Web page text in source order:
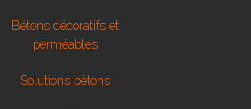
Bétons décoratifs et
perméables
Solutions bétons